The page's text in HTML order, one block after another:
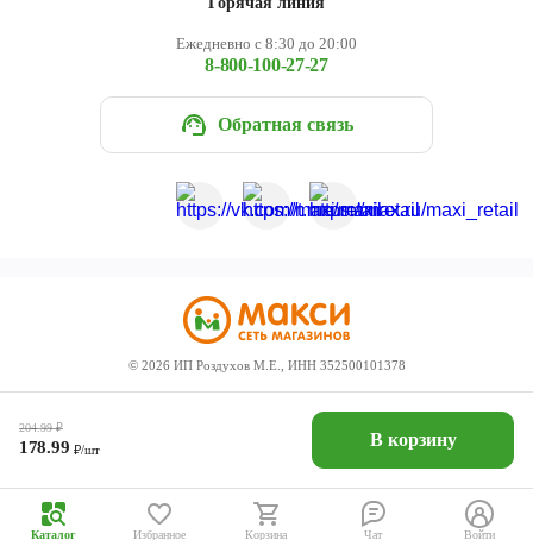
204.99₽
178.99 ₽/шт В корзину
Ежедневно с 8:30 до 20:00
8-800-100-27-27
Обратная связь
© 2026 ИП Роздухов М.Е., ИНН 352500101378
Каталог Избранное Корзина Чат Войти